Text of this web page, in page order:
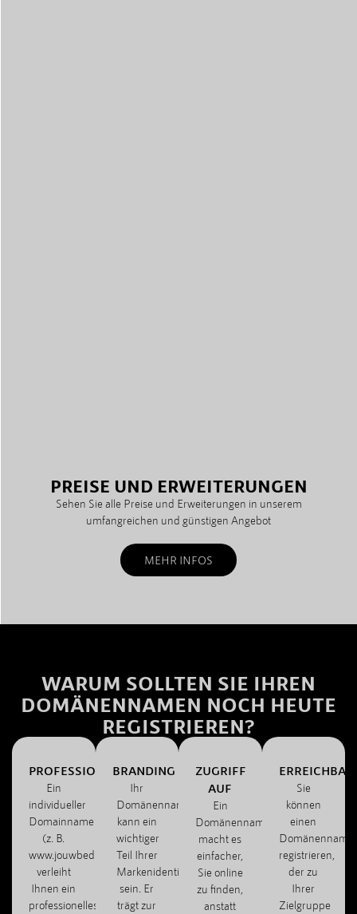
PREISE UND ERWEITERUNGEN
Sehen Sie alle Preise und Erweiterungen in unserem
umfangreichen und günstigen Angebot
MEHR INFOS
WARUM SOLLTEN SIE IHREN
DOMÄNENNAMEN NOCH HEUTE
REGISTRIEREN?
PROFESSIONALITÄT
Ein
individueller
Domainname
(z. B.
www.jouwbedrijf.com)
verleiht
Ihnen ein
professionelles
BRANDING
Ihr
Domänenname
kann ein
wichtiger
Teil Ihrer
Markenidentität
sein. Er
trägt zur
ZUGRIFF
AUF
Ein
Domänenname
macht es
einfacher,
Sie online
zu finden,
anstatt
Sie
können
einen
registrieren,
der zu
Ihrer
Zielgruppe